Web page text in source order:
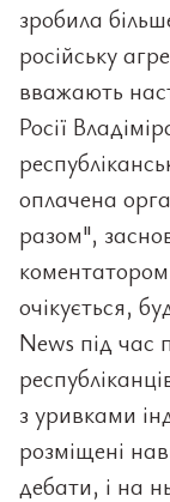
зробила
російську
вважають
Росії
оплачена
разом",
очікується,
News під час
з уривками
розміщені
дебати, і на